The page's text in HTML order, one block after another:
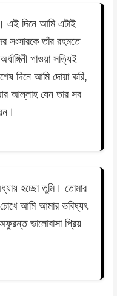
এই দিনে আমি এটাই
সংসারকে তাঁর রহমতে
পাওয়া সত্যিই
দিনে আমি দোয়া করি,
আল্লাহ যেন তার সব
হচ্ছো তুমি। তোমার
আমি আমার ভবিষ্যৎ
ভালোবাসা প্রিয়